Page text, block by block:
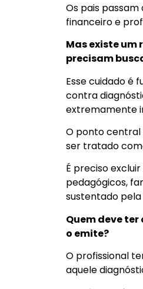
Os pais
financeiro e
Mas existe
precisam
Esse cuidado é
contra
extremamente
O ponto central
ser tratado
É preciso
pedagógicos,
sustentado
Quem deve
o emite?
O profissional
aquele